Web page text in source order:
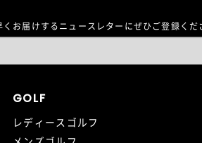
お届けするニュースレターにぜひご登録くだ
GOLF
レディースゴルフ